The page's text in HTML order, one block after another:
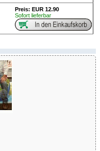
Preis: EUR 12.90
Sofort lieferbar